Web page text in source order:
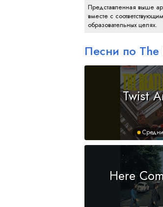
Представленная выше
вместе с
образовательных целях.
Песни по The
Twist
Here